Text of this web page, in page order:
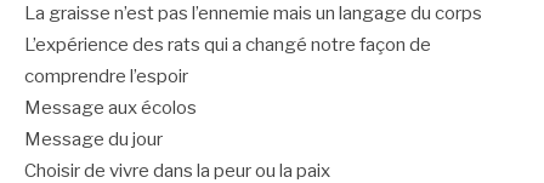
La graisse n’est pas l’ennemie mais un langage du corps
L’expérience des rats qui a changé notre façon de
comprendre l’espoir
Message aux écolos
Message du jour
Choisir de vivre dans la peur ou la paix